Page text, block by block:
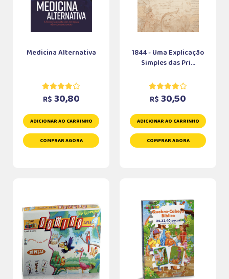
Medicina Alternativa
R$ 30,80
ADICIONAR AO CARRINHO
COMPRAR AGORA
1844 - Uma Explicação
Simples das Pri...
R$ 30,50
ADICIONAR AO CARRINHO
COMPRAR AGORA